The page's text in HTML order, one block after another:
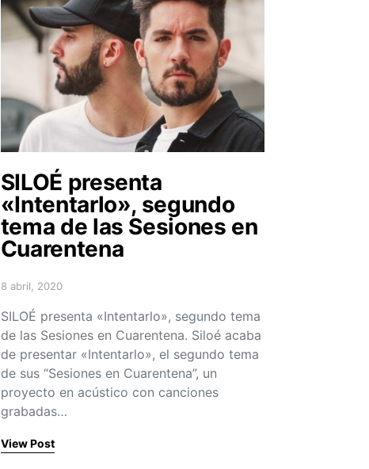
SILOÉ presenta
«Intentarlo», segundo
tema de las Sesiones en
Cuarentena
Posted on
8 abril, 2020
SILOÉ presenta «Intentarlo», segundo tema
de las Sesiones en Cuarentena. Siloé acaba
de presentar «Intentarlo», el segundo tema
de sus “Sesiones en Cuarentena”, un
proyecto en acústico con canciones
grabadas…
View Post